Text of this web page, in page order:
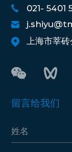
021- 5401
上海市莘砖
留言给我们